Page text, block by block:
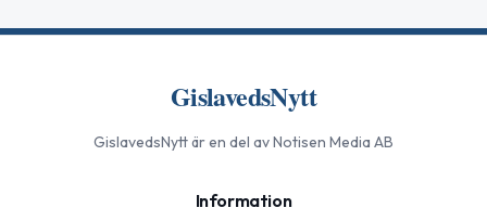
GislavedsNytt
GislavedsNyttär en del av Notisen Media AB
Information